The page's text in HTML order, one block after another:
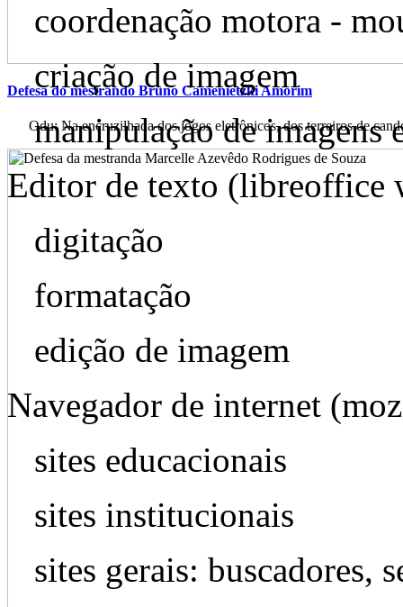
Defesa do mestrando Bruno Camenietzki Amorim
Odu: Na encruzilhada dos jogos eletrônicos, dos terreiros de
coordenação motora -
criação de imagem
manipulação de imagens
Editor de texto (libreoffice
digitação
formatação
edição de imagem
Navegador de internet
sites educacionais
sites institucionais
sites gerais: buscadores,